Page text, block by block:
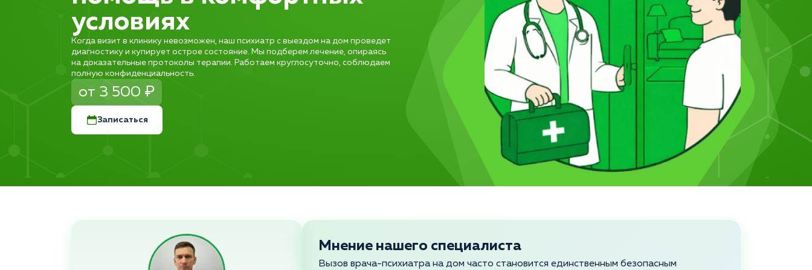
условиях
Когда визит в клинику невозможен, наш психиатр с выездом на дом проведет
диагностику и купирует острое состояние. Мы подберем лечение, опираясь
на доказательные протоколы терапии. Работаем круглосуточно, соблюдаем
полную конфиденциальность.
от 3 500 ₽
Записаться
Мнение нашего специалиста
Вызов врача-психиатра на дом часто становится единственным безопасным